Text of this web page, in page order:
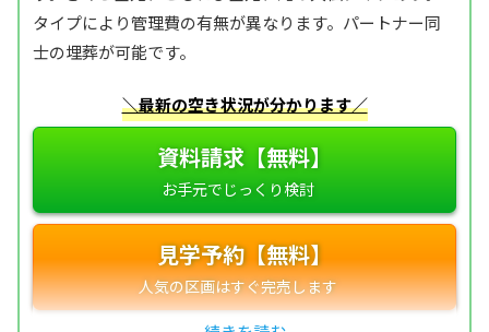
タイプにより管理費の有無が異なります。パートナー同
士の埋葬が可能です。
＼最新の空き状況が分かります／
資料請求【無料】
見学予約【無料】